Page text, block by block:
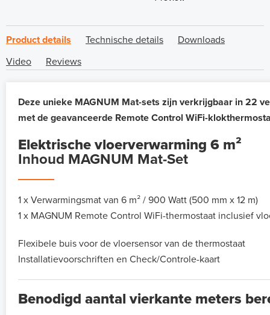
Product details Technische details
Downloads
Video
Reviews
Deze unieke MAGNUM Mat-sets zijn verkrijgbaar in 22
met de geavanceerde Remote Control WiFi-
Elektrische vloerverwarming 6 m²
Inhoud MAGNUM Mat-Set
1 x Verwarmingsmat van 6 m² / 900 Watt (500 mm x 12 m)
1 x MAGNUM Remote Control WiFi-thermostaat inclusief
Flexibele buis voor de vloersensor van de thermostaat
Installatievoorschriften en Check/Controle-kaart
Benodigd aantal vierkante meters